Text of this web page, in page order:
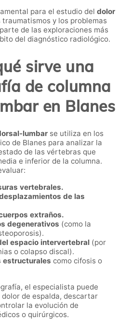
para el estudio del dolor
traumatismos y los problemas
de las exploraciones más
del diagnóstico radiológico.
sirve una
de columna
en Blanes
lumbar se utiliza en los
de Blanes para analizar la
de las vértebras que
e inferior de la columna.
vertebrales.
de las
extraños.
degenerativos (como la
espacio intervertebral (por
o colapso discal).
estructurales como cifosis o
el especialista puede
de espalda, descartar
la evolución de
o quirúrgicos.